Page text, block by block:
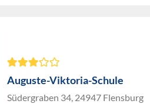
Auguste-Viktoria-Schule
Südergraben 34, 24947 Flensburg